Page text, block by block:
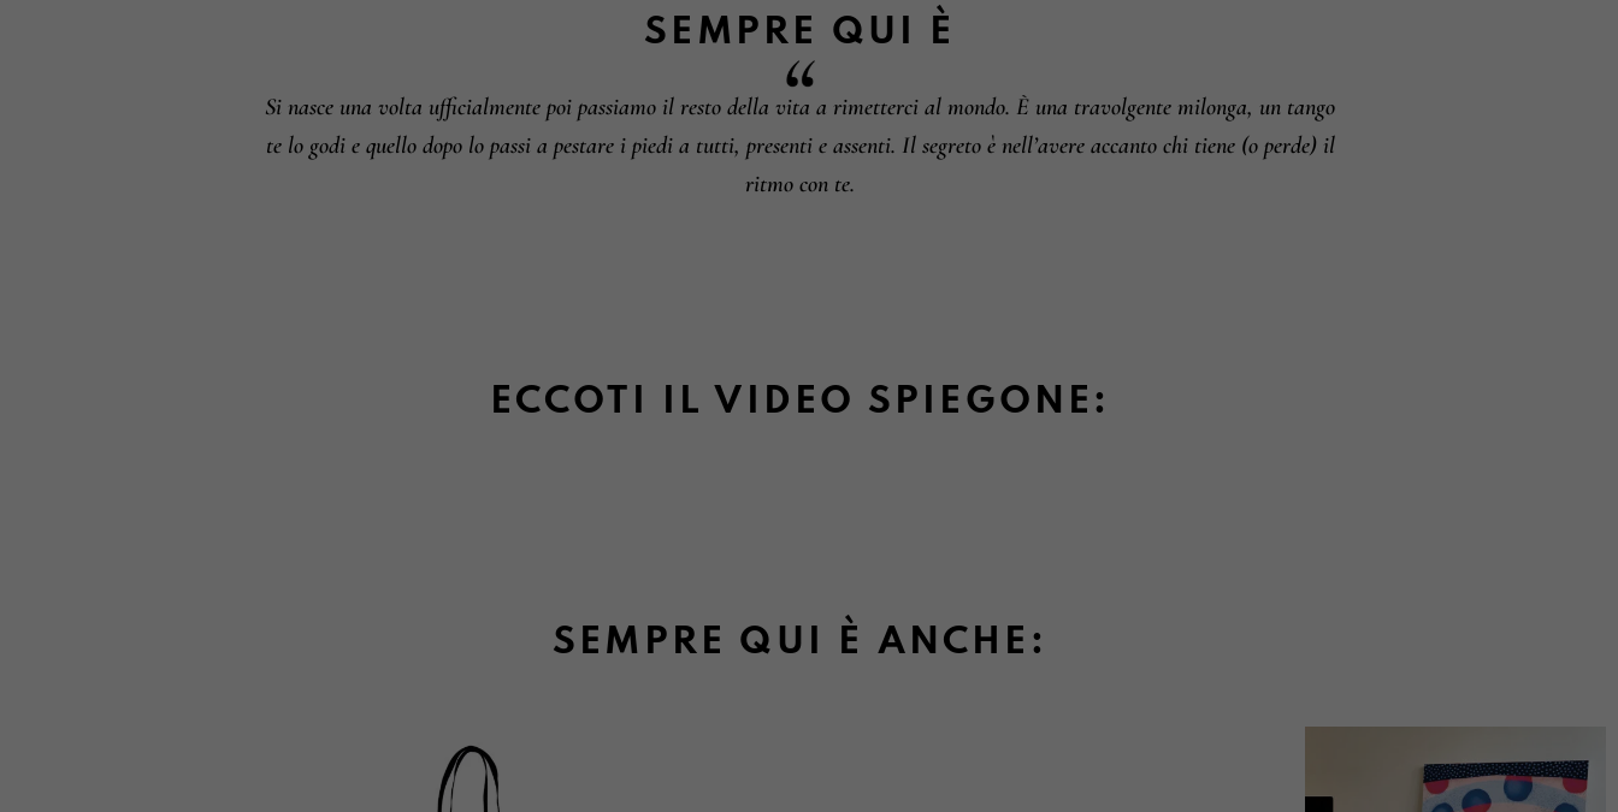
SEMPRE QUI È
Si nasce una volta ufficialmente poi passiamo il resto della vita a rimetterci al mondo. È una travolgente milonga, un tango
te lo godi e quello dopo lo passi a pestare i piedi a tutti, presenti e assenti. Il segreto è nell’avere accanto chi tiene (o perde) il
ritmo con te.
ECCOTI IL VIDEO SPIEGONE:
SEMPRE QUI È ANCHE: